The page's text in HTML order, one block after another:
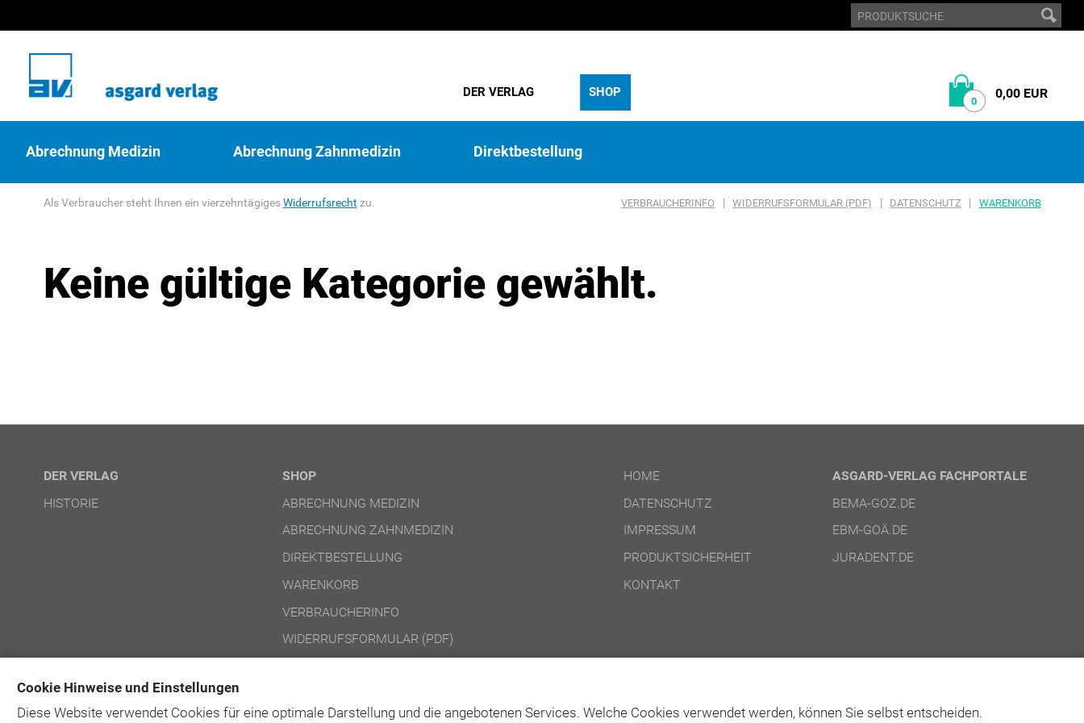
Cookie Hinweise und Einstellungen
Diese Website verwendet Cookies für eine optimale Darstellung und die angebotenen Services. Welche Cookies verwendet werden, können Sie selbst entscheiden.
DER VERLAG SHOP
0 0,00 EUR
Abrechnung Medizin Abrechnung Zahnmedizin Direktbestellung
Als Verbraucher steht Ihnen ein vierzehntägigesWiderrufsrecht zu. VERBRAUCHERINFO | WIDERRUFSFORMULAR (PDF) | DATENSCHUTZ | WARENKORB
Keine gültige Kategorie gewählt.
DER VERLAG
HISTORIE
SHOP
ABRECHNUNG MEDIZIN
ABRECHNUNG ZAHNMEDIZIN
DIREKTBESTELLUNG
WARENKORB
VERBRAUCHERINFO
WIDERRUFSFORMULAR (PDF)
HOME
DATENSCHUTZ
IMPRESSUM
PRODUKTSICHERHEIT
KONTAKT
ASGARD-VERLAG FACHPORTALE
BEMA-GOZ.DE
EBM-GOÄ.DE
JURADENT.DE